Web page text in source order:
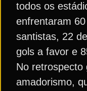
todos os
enfrentaram
santistas, 22
gols a favor e
No retrospecto
amadorismo,